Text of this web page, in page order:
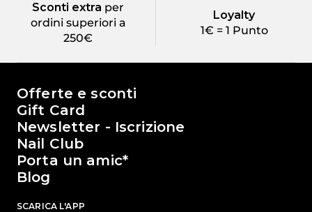
Sconti extra per
ordini superiori a
250€
Loyalty
1€ = 1 Punto
Il mondo di Passione Beauty
Offerte e sconti
Gift Card
Newsletter - Iscrizione
Nail Club
Porta un amic*
Blog
SCARICA L'APP